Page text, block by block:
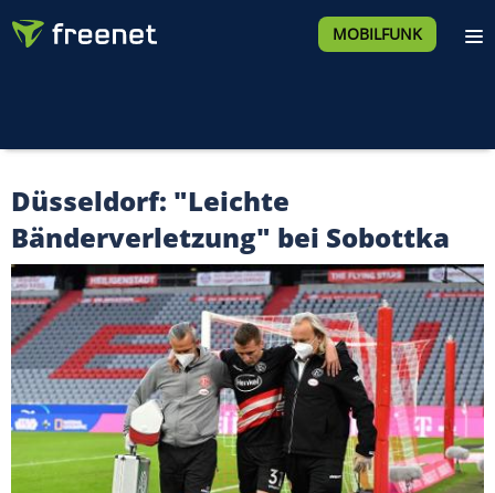
MOBILFUNK
Düsseldorf: "Leichte
Bänderverletzung" bei Sobottka